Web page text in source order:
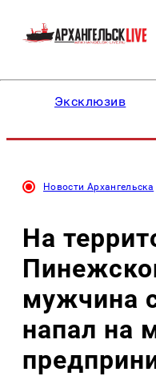
Эксклюзив
Новости Архангельска
На
мужчина
напал на